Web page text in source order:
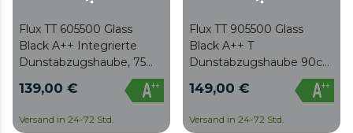
Flux TT 605500 Glass
Black A++ Integrierte
Dunstabzugshaube, 75
cm breit, Ausführung
Edelstahl, Saugleistung
Klasse A++, Touch Control,
139,00 €
Versand in 24-72 Std.
Flux TT 905500 Glass
Black A++ T
Dunstabzugshaube 90cm
breit, schwarze Glasfront,
Absaugung 550m3/h,
Touch Control, 3
149,00 €
Versand in 24-72 Std.